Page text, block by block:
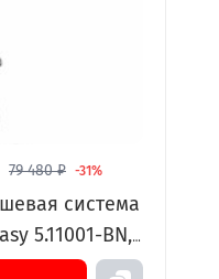
79 480 ₽ -31%
система
5.11001-BN,
верхний и